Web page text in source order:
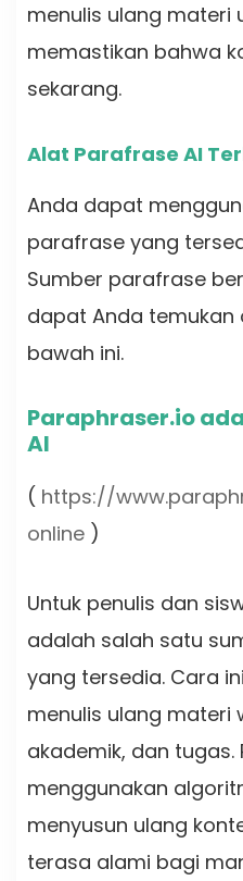
menulis ulang materi
memastikan bahwa
sekarang.
Alat Parafrase AI
Anda dapat
parafrase yang
Sumber parafrase
dapat Anda temukan
bawah ini.
Paraphraser.io
AI
( https://
online )
Untuk penulis dan
adalah salah satu
yang tersedia. Cara
menulis ulang materi
akademik, dan tugas.
menggunakan
menyusun ulang
terasa alami bagi